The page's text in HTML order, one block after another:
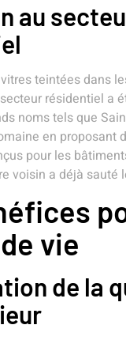
au
teintées dans
résidentiel a
noms tels que
en proposant
pour les
voisin a déjà sauté
vie
de la